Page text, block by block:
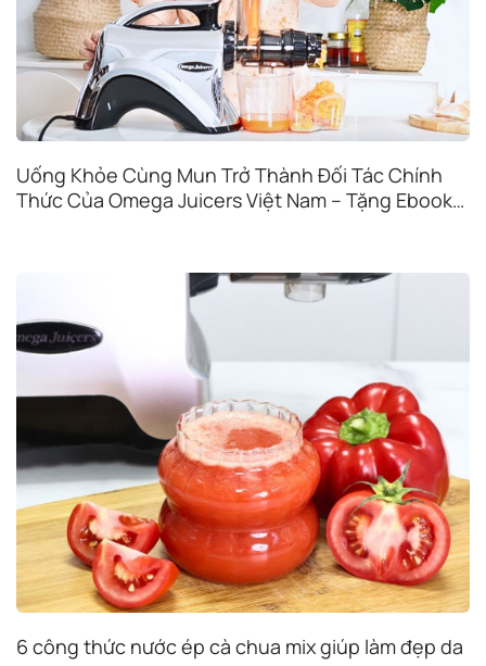
Uống Khỏe Cùng Mun Trở Thành Đối Tác Chính
Thức Của Omega Juicers Việt Nam – Tặng Ebook
6 công thức nước ép cà chua mix giúp làm đẹp da